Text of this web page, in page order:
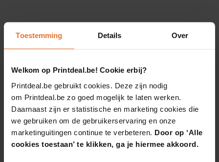
Toestemming Details Over
Welkom op Printdeal.be! Cookie erbij?
Printdeal.be gebruikt cookies. Deze zijn nodig
om Printdeal.be zo goed mogelijk te laten werken.
Daarnaast zijn er statistische en marketing cookies die
we gebruiken om de gebruikerservaring en onze
marketinguitingen continue te verbeteren. Door op ‘Alle
cookies toestaan’ te klikken, ga je hiermee akkoord.